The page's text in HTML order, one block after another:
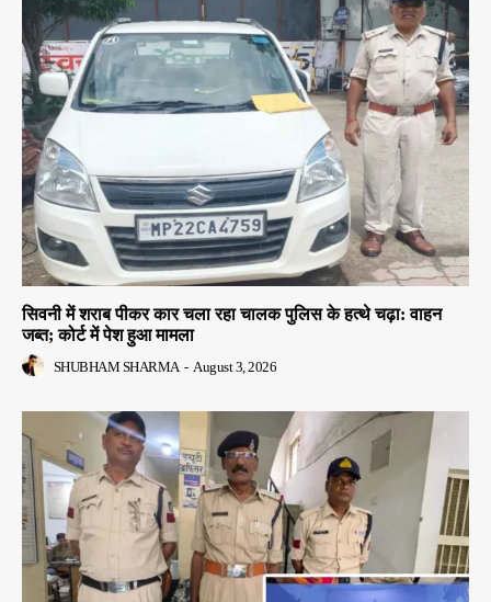
सिवनी में शराब पीकर कार चला रहा चालक पुलिस के हत्थे चढ़ा: वाहन
जब्त; कोर्ट में पेश हुआ मामला
SHUBHAM SHARMA - August 3, 2026